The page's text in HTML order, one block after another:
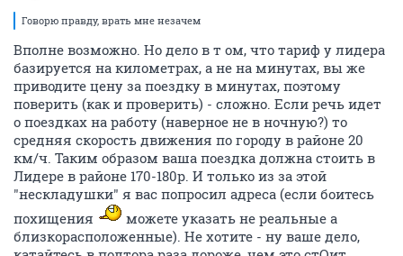
Говорю правду, врать мне незачем
Вполне возможно. Но дело в т ом, что тариф у лидера
базируется на километрах, а не на минутах, вы же
приводите цену за поездку в минутах, поэтому
поверить (как и проверить) - сложно. Если речь идет
о поездках на работу (наверное не в ночную?) то
средняя скорость движения по городу в районе 20
км/ч. Таким образом ваша поездка должна стоить в
Лидере в районе 170-180р. И только из за этой
"нескладушки" я вас попросил адреса (если боитесь
похищения
можете указать не реальные а
близкорасположенные). Не хотите - ну ваше дело,